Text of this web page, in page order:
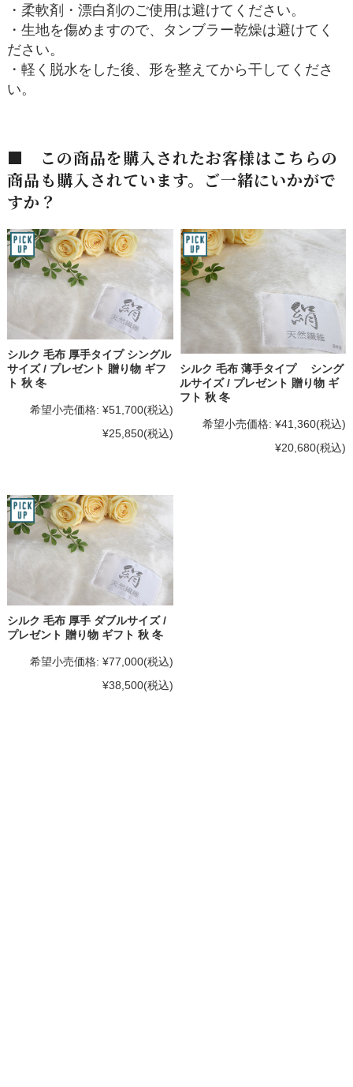
・柔軟剤・漂白剤のご使用は避けてください。
・生地を傷めますので、タンブラー乾燥は避けてく
ださい。
・軽く脱水をした後、形を整えてから干してくださ
い。
■ この商品を購入されたお客様はこちらの
商品も購入されています。ご一緒にいかがで
すか？
シルク 毛布 厚手タイプ シングル
サイズ / プレゼント 贈り物 ギフ
ト 秋 冬
希望小売価格: ¥51,700(税込)
¥25,850(税込)
シルク 毛布 薄手タイプ シング
ルサイズ / プレゼント 贈り物 ギ
フト 秋 冬
希望小売価格: ¥41,360(税込)
¥20,680(税込)
シルク 毛布 厚手 ダブルサイズ /
プレゼント 贈り物 ギフト 秋 冬
希望小売価格: ¥77,000(税込)
¥38,500(税込)